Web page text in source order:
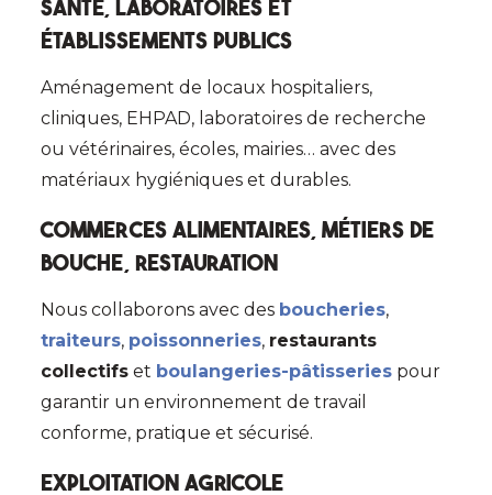
Santé, laboratoireset
établissements publics
Aménagement de locaux hospitaliers,
cliniques, EHPAD, laboratoires de recherche
ou vétérinaires, écoles, mairies… avec des
matériaux hygiéniques et durables.
Commerces alimentaires, métiers de
bouche, restauration
Nous collaborons avec des boucheries,
traiteurs, poissonneries, restaurants
collectifset boulangeries-pâtisseriespour
garantir un environnement de travail
conforme, pratique et sécurisé.
Exploitation agricole